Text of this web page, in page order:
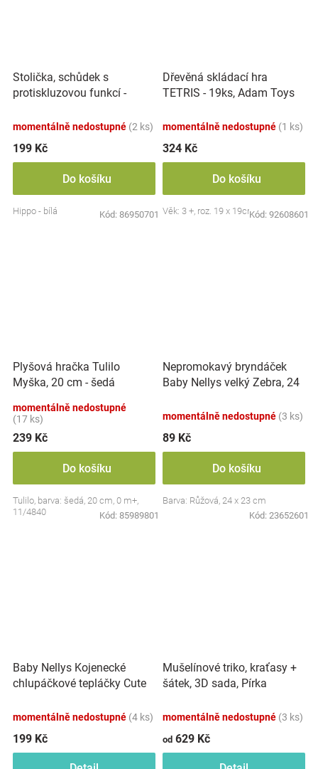
Stolička, schůdek s
protiskluzovou funkcí -
momentálně nedostupné (2 ks)
199 Kč
Do košíku
Hippo - bílá Kód: 86950701
Dřevěná skládací hra
TETRIS - 19ks, Adam Toys
momentálně nedostupné (1 ks)
324 Kč
Do košíku
Věk: 3 +, roz. 19 x 19cmKód: 92608601
Plyšová hračka Tulilo
Myška, 20 cm - šedá
momentálně nedostupné
(17 ks)
239 Kč
Do košíku
Tulilo, barva: šedá, 20 cm, 0 m+,
11/4840
Kód: 85989801
Nepromokavý bryndáček
Baby Nellys velký Zebra, 24
momentálně nedostupné (3 ks)
89 Kč
Do košíku
Barva: Růžová, 24 x 23 cm
Kód: 23652601
Baby Nellys Kojenecké
chlupáčkové tepláčky Cute
momentálně nedostupné (4 ks)
199 Kč
Mušelínové triko, kraťasy +
šátek, 3D sada, Pírka
momentálně nedostupné (3 ks)
od 629 Kč